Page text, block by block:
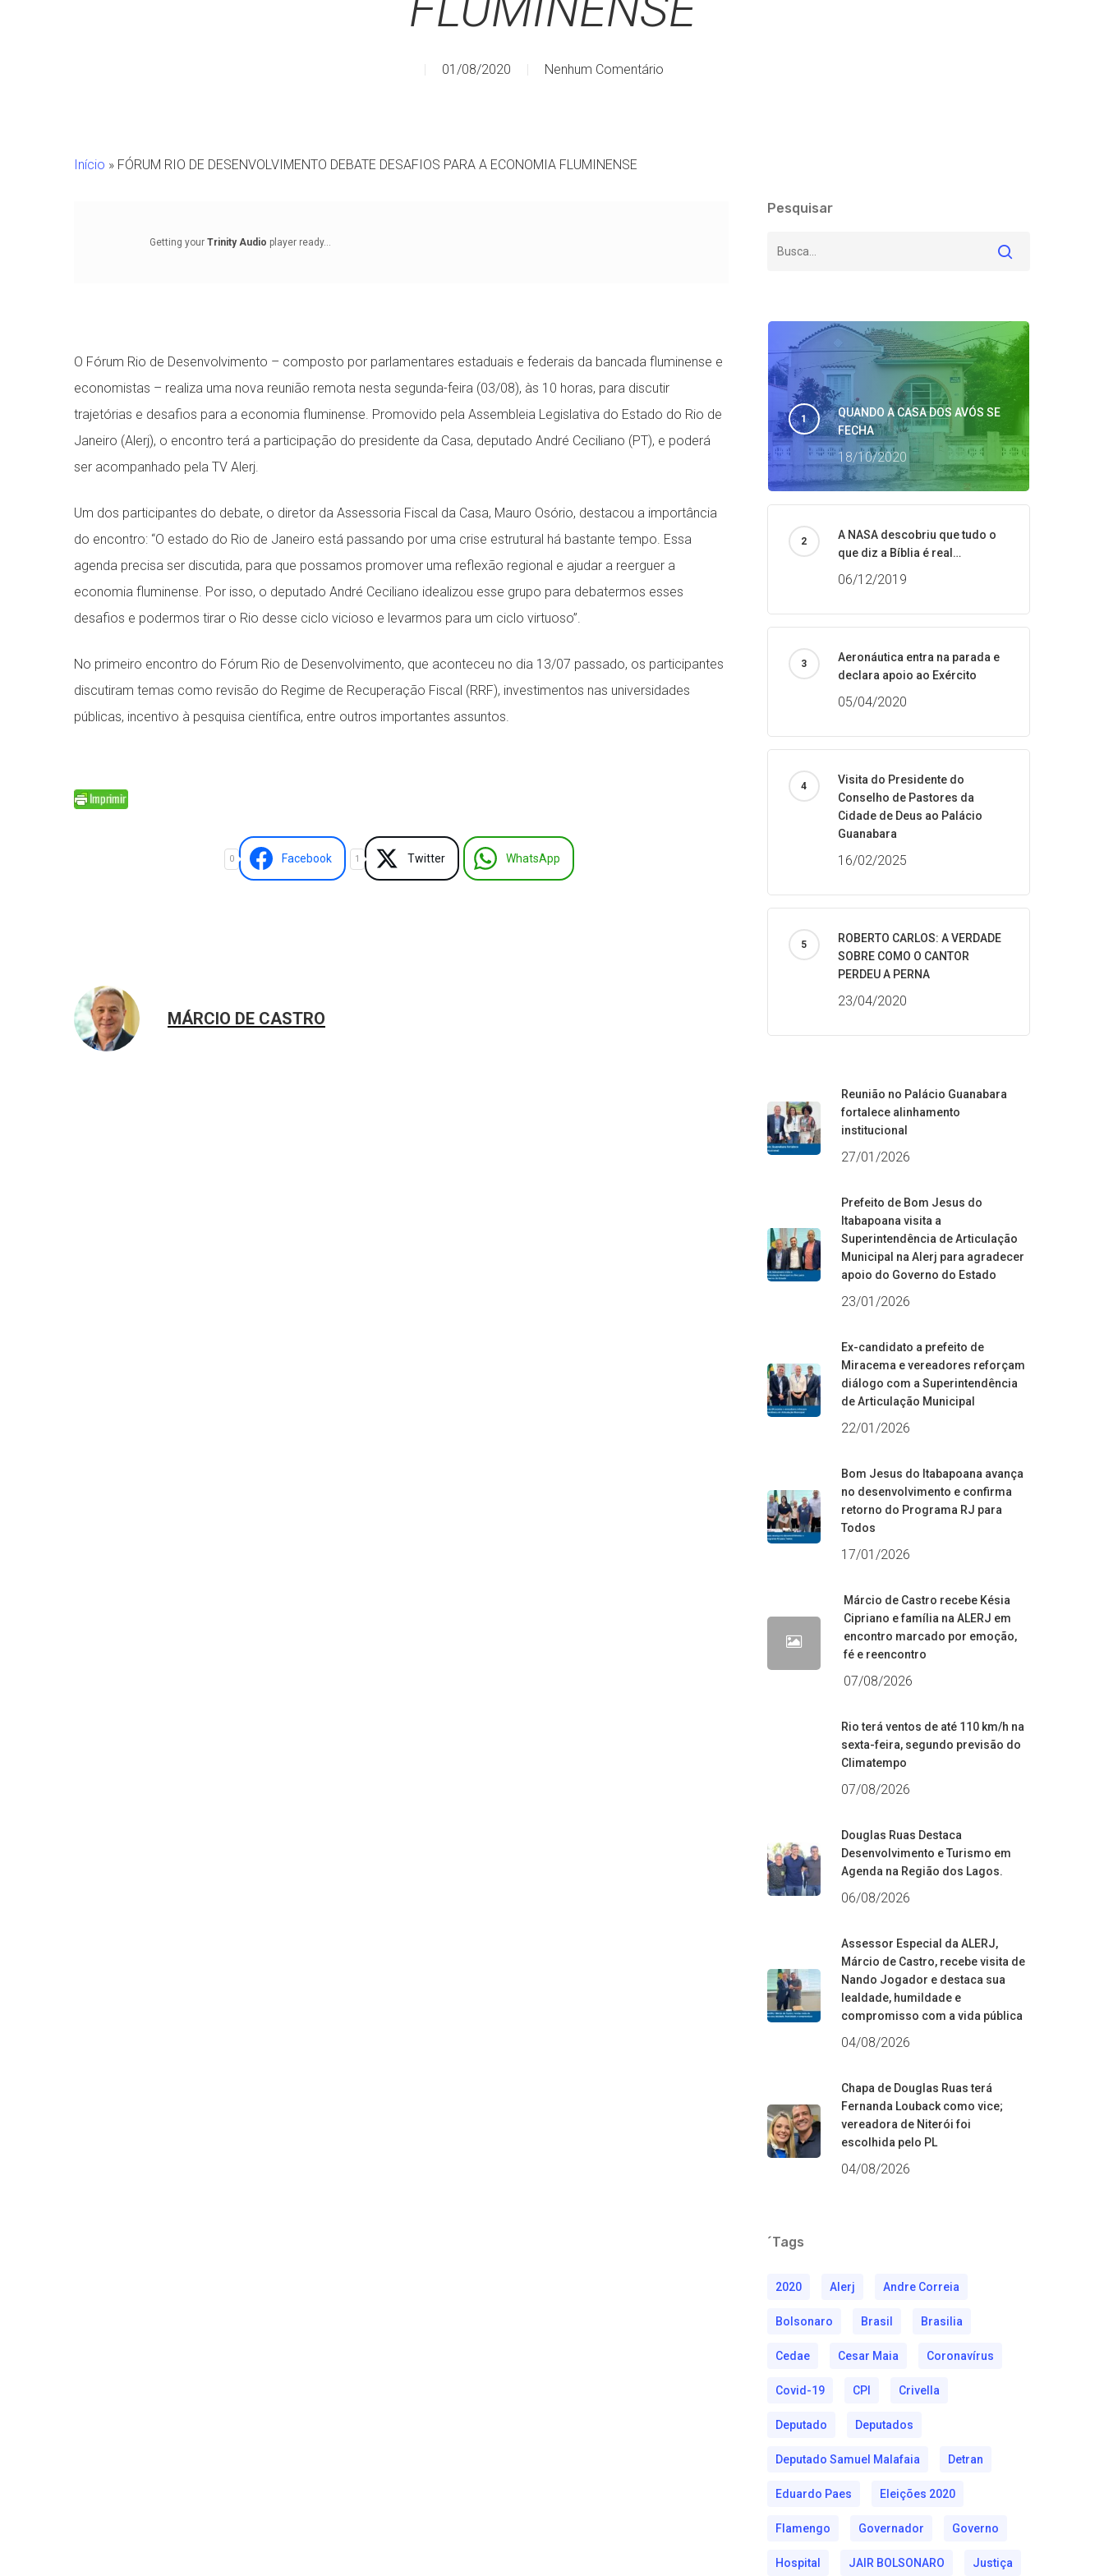
01/08/2020 Nenhum Comentário
Início » FÓRUM RIO DE DESENVOLVIMENTO DEBATE DESAFIOS PARA A ECONOMIA FLUMINENSE
Getting your Trinity Audio player ready...
O Fórum Rio de Desenvolvimento – composto por parlamentares estaduais e federais da bancada fluminense e
economistas – realiza uma nova reunião remota nesta segunda-feira (03/08), às 10 horas, para discutir
trajetórias e desafios para a economia fluminense. Promovido pela Assembleia Legislativa do Estado do Rio de
Janeiro (Alerj), o encontro terá a participação do presidente da Casa, deputado André Ceciliano (PT), e poderá
ser acompanhado pela TV Alerj.
Um dos participantes do debate, o diretor da Assessoria Fiscal da Casa, Mauro Osório, destacou a importância
do encontro: “O estado do Rio de Janeiro está passando por uma crise estrutural há bastante tempo. Essa
agenda precisa ser discutida, para que possamos promover uma reflexão regional e ajudar a reerguer a
economia fluminense. Por isso, o deputado André Ceciliano idealizou esse grupo para debatermos esses
desafios e podermos tirar o Rio desse ciclo vicioso e levarmos para um ciclo virtuoso”.
No primeiro encontro do Fórum Rio de Desenvolvimento, que aconteceu no dia 13/07 passado, os participantes
discutiram temas como revisão do Regime de Recuperação Fiscal (RRF), investimentos nas universidades
públicas, incentivo à pesquisa científica, entre outros importantes assuntos.
0 Facebook 1 Twitter WhatsApp
MÁRCIO DE CASTRO
Pesquisar
QUANDO A CASA DOS AVÓS SE
FECHA
18/10/2020
A NASA descobriu que tudo o
que diz a Bíblia é real…
06/12/2019
Aeronáutica entra na parada e
declara apoio ao Exército
05/04/2020
Visita do Presidente do
Conselho de Pastores da
Cidade de Deus ao Palácio
Guanabara
16/02/2025
ROBERTO CARLOS: A VERDADE
SOBRE COMO O CANTOR
PERDEU A PERNA
23/04/2020
Reunião no Palácio Guanabara
fortalece alinhamento
institucional
27/01/2026
Prefeito de Bom Jesus do
Itabapoana visita a
Superintendência de Articulação
Municipal na Alerj para agradecer
apoio do Governo do Estado
23/01/2026
Ex-candidato a prefeito de
Miracema e vereadores reforçam
diálogo com a Superintendência
de Articulação Municipal
22/01/2026
Bom Jesus do Itabapoana avança
no desenvolvimento e confirma
retorno do Programa RJ para
Todos
17/01/2026
Márcio de Castro recebe Késia
Cipriano e família na ALERJ em
encontro marcado por emoção,
fé e reencontro
07/08/2026
Rio terá ventos de até 110 km/h na
sexta-feira, segundo previsão do
Climatempo
07/08/2026
Douglas Ruas Destaca
Desenvolvimento e Turismo em
Agenda na Região dos Lagos.
06/08/2026
Assessor Especial da ALERJ,
Márcio de Castro, recebe visita de
Nando Jogador e destaca sua
lealdade, humildade e
compromisso com a vida pública
04/08/2026
Chapa de Douglas Ruas terá
Fernanda Louback como vice;
vereadora de Niterói foi
escolhida pelo PL
04/08/2026
´Tags
2020 Alerj Andre Correia
Bolsonaro Brasil Brasilia
Cedae Cesar Maia Coronavírus
Covid-19 CPI Crivella
Deputado Deputados
Deputado Samuel Malafaia Detran
Eduardo Paes Eleições 2020
Flamengo Governador Governo
Hospital JAIR BOLSONARO Justiça